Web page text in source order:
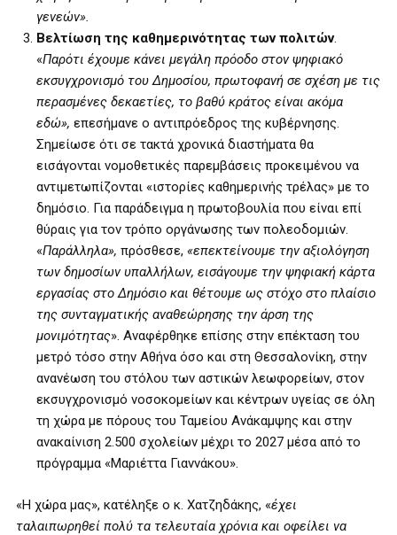
γενεών».
Βελτίωση της καθημερινότητας των πολιτών.
«Παρότι έχουμε κάνει μεγάλη πρόοδο στον ψηφιακό
εκσυγχρονισμό του Δημοσίου, πρωτοφανή σε σχέση με τις
περασμένες δεκαετίες, το βαθύ κράτος είναι ακόμα
εδώ», επεσήμανε ο αντιπρόεδρος της κυβέρνησης.
Σημείωσε ότι σε τακτά χρονικά διαστήματα θα
εισάγονται νομοθετικές παρεμβάσεις προκειμένου να
αντιμετωπίζονται «ιστορίες καθημερινής τρέλας» με το
δημόσιο. Για παράδειγμα η πρωτοβουλία που είναι επί
θύραις για τον τρόπο οργάνωσης των πολεοδομιών.
«Παράλληλα», πρόσθεσε, «επεκτείνουμε την αξιολόγηση
των δημοσίων υπαλλήλων, εισάγουμε την ψηφιακή κάρτα
εργασίας στο Δημόσιο και θέτουμε ως στόχο στο πλαίσιο
της συνταγματικής αναθεώρησης την άρση της
μονιμότητας». Αναφέρθηκε επίσης στην επέκταση του
μετρό τόσο στην Αθήνα όσο και στη Θεσσαλονίκη, στην
ανανέωση του στόλου των αστικών λεωφορείων, στον
εκσυγχρονισμό νοσοκομείων και κέντρων υγείας σε όλη
τη χώρα με πόρους του Ταμείου Ανάκαμψης και στην
ανακαίνιση 2.500 σχολείων μέχρι το 2027 μέσα από το
πρόγραμμα «Μαριέττα Γιαννάκου».
«Η χώρα μας», κατέληξε ο κ. Χατζηδάκης, «έχει
ταλαιπωρηθεί πολύ τα τελευταία χρόνια και οφείλει να